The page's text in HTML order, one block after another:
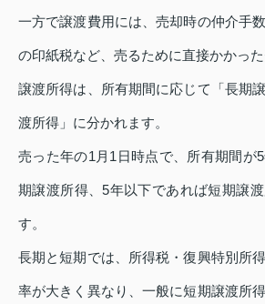
一方で譲渡費用には、売却時の仲介手
の印紙税など、売るために直接かかった
譲渡所得は、所有期間に応じて「長期
渡所得」に分かれます。
売った年の1月1日時点で、所有期間が
期譲渡所得、5年以下であれば短期譲
す。
長期と短期では、所得税・復興特別所
率が大きく異なり、一般に短期譲渡所